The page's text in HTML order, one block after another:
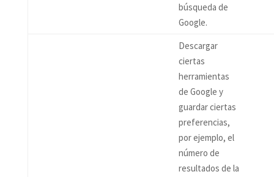
búsqueda de
Google.
Descargar
ciertas
herramientas
de Google y
guardar ciertas
preferencias,
por ejemplo, el
número de
resultados de la